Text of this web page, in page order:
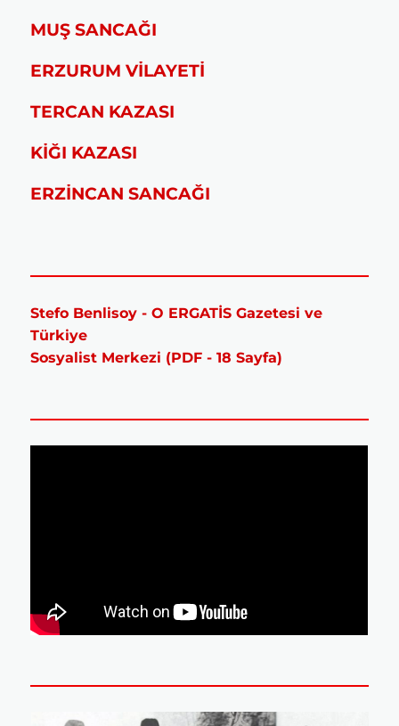
MUŞ SANCAĞI
ERZURUM VİLAYETİ
TERCAN KAZASI
KİĞI KAZASI
ERZİNCAN SANCAĞI
Stefo Benlisoy - O ERGATİS Gazetesi ve
Türkiye
Sosyalist Merkezi (PDF - 18 Sayfa)